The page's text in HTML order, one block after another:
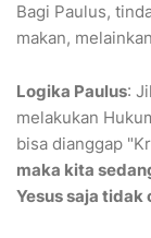
​Bagi Paulus,
makan,
Logika Paulus:
melakukan
bisa dianggap
maka kita
Yesus saja tidak